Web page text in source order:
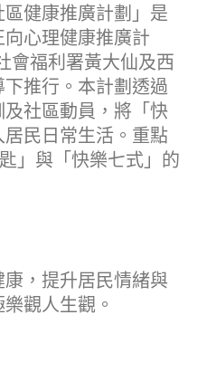
區健康推廣計劃」是
心理健康推廣計
會福利署黃大仙及西
推行。本計劃透過
社區動員，將「快
民日常生活。重點
」與「快樂七式」的
，提升居民情緒與
觀人生觀。